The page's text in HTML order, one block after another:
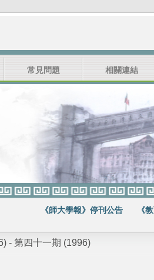
常見問題 相關連結
《師大學報》停刊公告 《教育科
- 第四十一期 (1996)